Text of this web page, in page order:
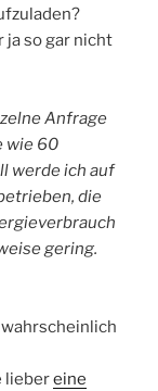
ja so gar nicht
Anfrage
wie 60
werde ich auf
die
gering.
wahrscheinlich
liebereine